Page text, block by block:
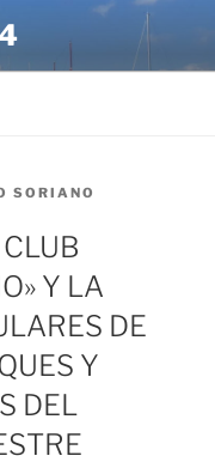
SORIANO
Y LA
DE
Y
DEL